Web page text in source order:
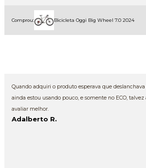
Comprou: Bicicleta Oggi Big Wheel 7.0 2024
Quando adquiri o produto esperava que
ainda estou usando pouco, e somente no ECO,
avaliar melhor.
Adalberto R.